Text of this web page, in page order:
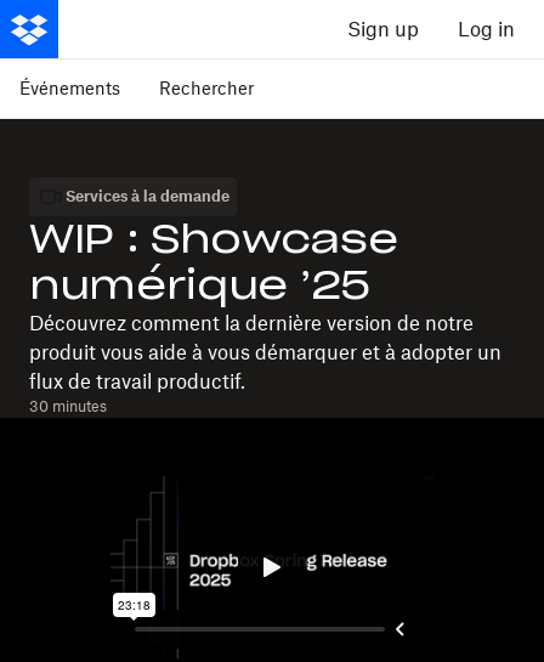
Sign up Log in
Événements Rechercher
Services à la demande
WIP : Showcase
numérique ’25
Découvrez comment la dernière version de notre
produit vous aide à vous démarquer et à adopter un
flux de travail productif.
30 minutes